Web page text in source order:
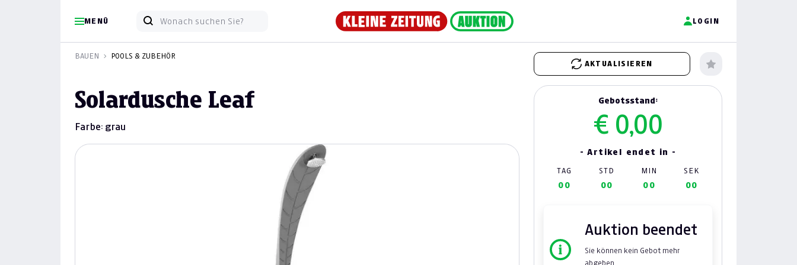
MENÜ LOGIN
BAUEN
POOLS & ZUBEHÖR
AKTUALISIEREN
Solardusche Leaf
Farbe: grau
Gebotsstand:
€ 0,00
- Artikel endet in -
TAG STD MIN SEK
00 00 00 00
Auktion beendet
Sie können kein Gebot mehr
abgeben.